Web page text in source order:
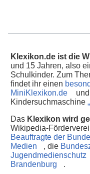
Klexikon.de ist die
und 15 Jahren, also
Schulkinder. Zum
findet ihr einen
MiniKlexikon.de
Kindersuchmaschine
Das Klexikon wird
Wikipedia-
Beauftragte der
Medien
, die
Jugendmedienschutz
Brandenburg
.